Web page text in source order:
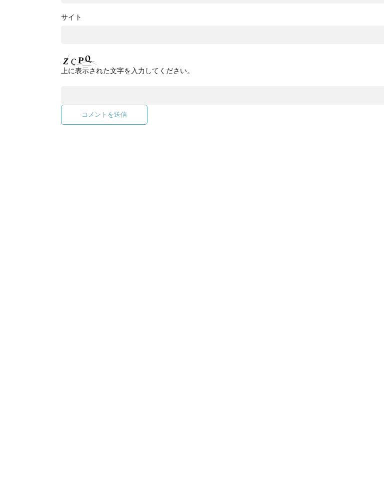
サイト
上に表示された文字を入力してください。